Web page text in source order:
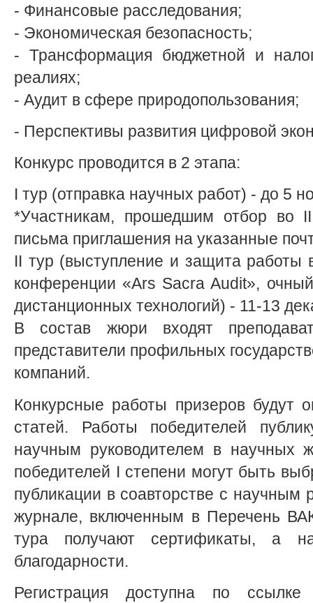
- Финансовые расследования;
- Экономическая безопасность;
- Трансформация бюджетной и
реалиях;
- Аудит в сфере природопользования;
- Перспективы развития цифровой
Конкурс проводится в 2 этапа:
I тур (отправка научных работ) - до 5
*Участникам, прошедшим отбор во
письма приглашения на указанные
II тур (выступление и защита работы
конференции «Ars Sacra Audit»,
дистанционных технологий) - 11-13
В состав жюри входят
представители профильных
компаний.
Конкурсные работы призеров будут
статей. Работы победителей
научным руководителем в научных
победителей I степени могут быть
публикации в соавторстве с научным
журнале, включенным в Перечень
тура получают сертификаты, а
благодарности.
Регистрация доступна по